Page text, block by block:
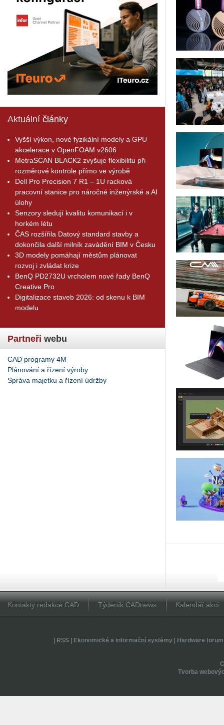
Aktuální články
Vyšší výkon, nové fyzikální modely a GPU
akcelerace v OpenFOAM v2606
MetraSCAN BLACK2 zvyšuje flexibilitu při
rozměrové kontrole přímo ve výrobě
Dell Pro Precision 7 R1 – 1U racková
pracovní stanice pro náročné inženýrské a AI
úlohy
Senzory sledují kvalitu komunikací i v
horkém létu
ČAS rozšířila Datový standard stavby a
dokončila další milník zavádění BIM v Česku
3D modely pomáhají městům plánovat
rozvoj i zvládat krize
BenQ PD2732U vrcholem nové řady BenQ
Creative Pro
Digitalizace staveb 2026: od skenu k BIM
modelu
Partneři webu
CAD programy 4M
Plánování a řízení výroby
Správa majetku a řízení údržby
Kontakty redakce CAD Týdeník CADnews Kalendář akcí
RSS| Ekonomické a informační systémy| Hardware forum
Tvorba